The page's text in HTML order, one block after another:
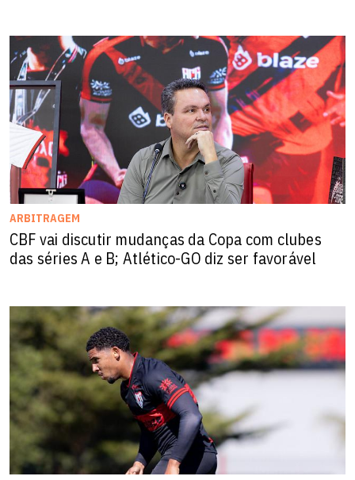
ARBITRAGEM
CBF vai discutir mudanças da Copa com clubes
das séries A e B; Atlético-GO diz ser favorável